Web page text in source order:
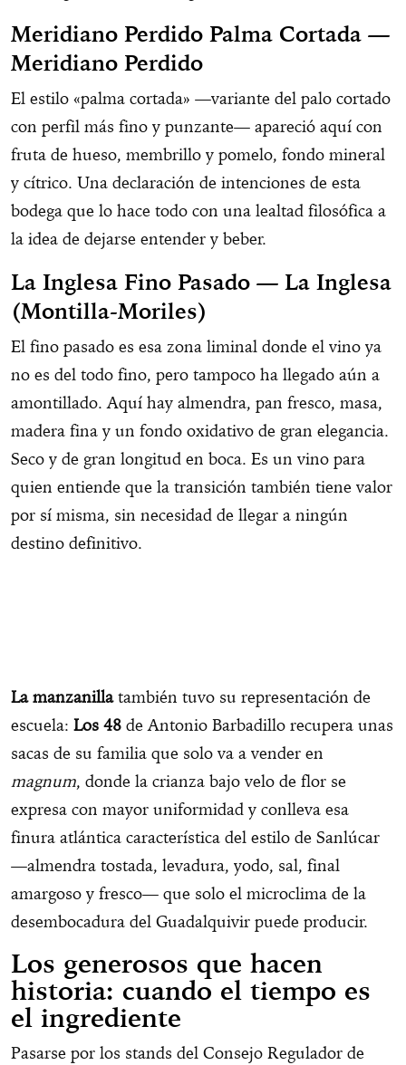
Meridiano Perdido Palma Cortada —
Meridiano Perdido
El estilo «palma cortada» —variante del palo cortado
con perfil más fino y punzante— apareció aquí con
fruta de hueso, membrillo y pomelo, fondo mineral
y cítrico. Una declaración de intenciones de esta
bodega que lo hace todo con una lealtad filosófica a
la idea de dejarse entender y beber.
La Inglesa Fino Pasado — La Inglesa
(Montilla-Moriles)
El fino pasado es esa zona liminal donde el vino ya
no es del todo fino, pero tampoco ha llegado aún a
amontillado. Aquí hay almendra, pan fresco, masa,
madera fina y un fondo oxidativo de gran elegancia.
Seco y de gran longitud en boca. Es un vino para
quien entiende que la transición también tiene valor
por sí misma, sin necesidad de llegar a ningún
destino definitivo.
La manzanillatambién tuvo su representación de
escuela: Los 48 de Antonio Barbadillo recupera unas
sacas de su familia que solo va a vender en
magnum, donde la crianza bajo velo de flor se
expresa con mayor uniformidad y conlleva esa
finura atlántica característica del estilo de Sanlúcar
—almendra tostada, levadura, yodo, sal, final
amargoso y fresco— que solo el microclima de la
desembocadura del Guadalquivir puede producir.
Los generosos que hacen
historia: cuando el tiempo es
el ingrediente
Pasarse por los stands del Consejo Regulador de